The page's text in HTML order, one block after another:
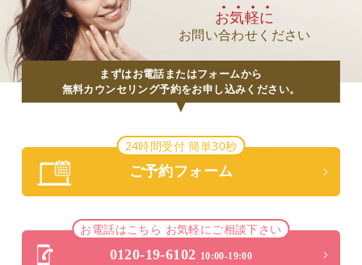
お気軽に
お問い合わせください
まずはお電話またはフォームから
無料カウンセリング予約をお申し込みください。
24時間受付 簡単30秒
ご予約フォーム
お電話はこちら お気軽にご相談下さい
0120-19-6102 10:00-19:00